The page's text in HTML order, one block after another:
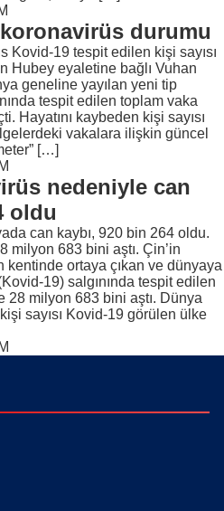
durumu
Kovid-19 tespit edilen kişi sayısı
Hubey eyaletine bağlı Vuhan
geneline yayılan yeni tip
tespit edilen toplam vaka
Hayatını kaybeden kişi sayısı
vakalara ilişkin güncel
[…]
nedeniyle can
oldu
can kaybı, 920 bin 264 oldu.
milyon 683 bini aştı. Çin’in
kentinde ortaya çıkan ve dünyaya
19) salgınında tespit edilen
28 milyon 683 bini aştı. Dünya
sayısı Kovid-19 görülen ülke